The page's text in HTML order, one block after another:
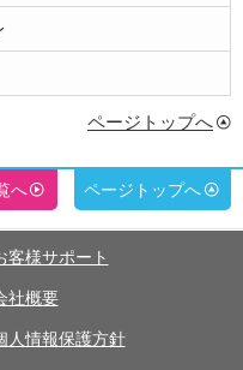
ページトップへ
へ ページトップへ
客様サポート
社概要
人情報保護方針